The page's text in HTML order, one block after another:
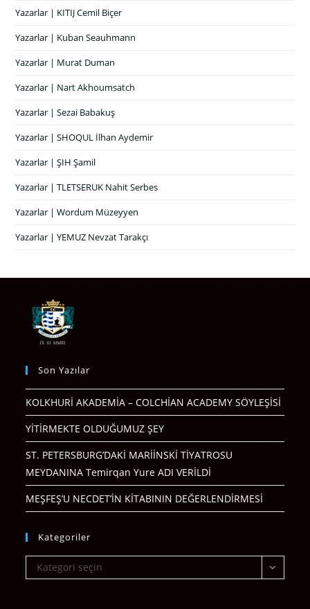
Yazarlar | KITIJ Cemil Biçer
Yazarlar | Kuban Seauhmann
Yazarlar | Murat Duman
Yazarlar | Nart Akhoumsatch
Yazarlar | Sezai Babakuş
Yazarlar | SHOQUL İlhan Aydemir
Yazarlar | ŞIH Şamil
Yazarlar | TLETSERUK Nahit Serbes
Yazarlar | Wordum Müzeyyen
Yazarlar | YEMUZ Nevzat Tarakçı
Son Yazılar
KOLKHURİ AKADEMİA – COLCHİAN ACADEMY SÖYLEŞİSİ
YİTİRMEKTE OLDUĞUMUZ ŞEY
ST. PETERSBURG’DAKİ MARİİNSKİ TİYATROSU
MEYDANINA Temirqan Yure ADI VERİLDİ
MEŞFEŞ’U NECDET’İN KİTABININ DEĞERLENDİRMESİ
Kategoriler
Kategoriler
Kategori seçin